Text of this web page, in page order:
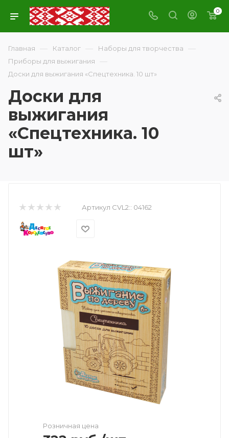
0
Главная — Каталог — Наборы для творчества —
Приборы для выжигания —
Доски для выжигания «Спецтехника. 10 шт»
Доски для
выжигания
«Спецтехника. 10
шт»
Артикул CVL2:: 04162
Розничная цена